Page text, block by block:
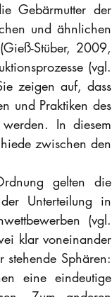
Gebärmutter der
und ähnlichen
Stüber, 2009,
(vgl.
zeigen auf, dass
und Praktiken des
In diesem
zwischen den
gelten die
Unterteilung in
(vgl.
klar voneinander
Sphären:
eine eindeutige